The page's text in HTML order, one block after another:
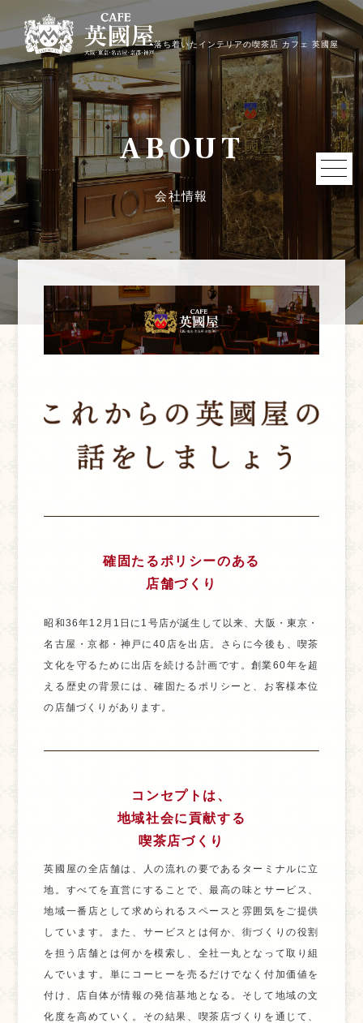
落ち着いたインテリアの喫茶店 カフェ 英國屋
ABOUT
会社情報
確固たるポリシーのある
店舗づくり
昭和36年12月1日に1号店が誕生して以来、大阪・東京・
名古屋・京都・神戸に40店を出店。さらに今後も、喫茶
文化を守るために出店を続ける計画です。創業60年を超
える歴史の背景には、確固たるポリシーと、お客様本位
の店舗づくりがあります。
コンセプトは、
地域社会に貢献する
喫茶店づくり
英國屋の全店舗は、人の流れの要であるターミナルに立
地。すべてを直営にすることで、最高の味とサービス、
地域一番店として求められるスペースと雰囲気をご提供
しています。また、サービスとは何か、街づくりの役割
を担う店舗とは何かを模索し、全社一丸となって取り組
んでいます。単にコーヒーを売るだけでなく付加価値を
付け、店自体が情報の発信基地となる。そして地域の文
化度を高めていく。その結果、喫茶店づくりを通じて、